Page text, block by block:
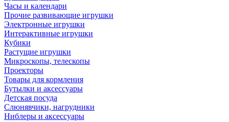
Часы и календари
Прочие развивающие игрушки
Электронные игрушки
Интерактивные игрушки
Кубики
Растущие игрушки
Микроскопы, телескопы
Проекторы
Товары для кормления
Бутылки и аксессуары
Детская посуда
Слюнявчики, нагрудники
Ниблеры и аксессуары